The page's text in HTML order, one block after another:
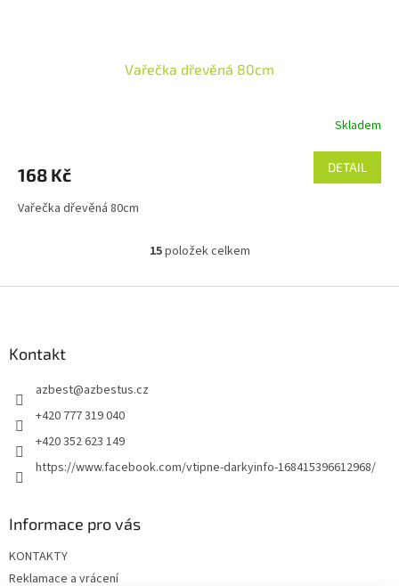
Vařečka dřevěná 80cm
Skladem
168 Kč DETAIL
Vařečka dřevěná 80cm
O
l
y
v
15položek celkem
Kontakt
azbest@azbestus.cz
+420 777 319 040
+420 352 623 149
https://www.facebook.com/vtipne-darkyinfo-168415396612968/
Informace pro vás
KONTAKTY
Reklamace a vrácení